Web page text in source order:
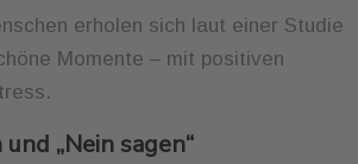
erholen sich laut einer Studie
Momente – mit positiven
„Nein sagen“